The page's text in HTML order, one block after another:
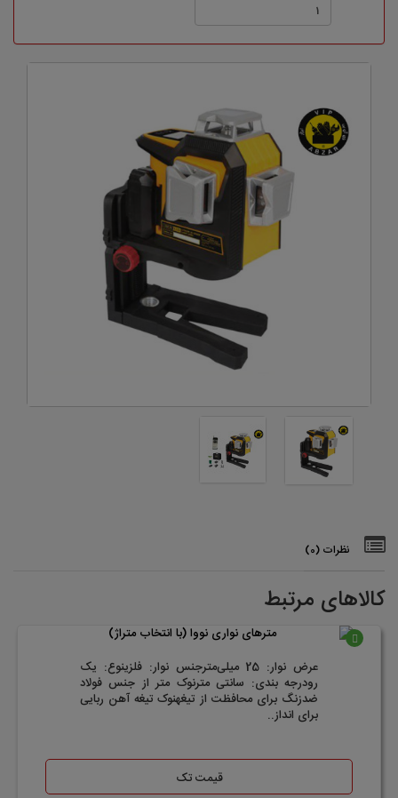
نظرات (0)
کالاهای مرتبط
عرض نوار: 25 میلی‌مترجنس نوار: فلزینوع: یک
رودرجه بندی: سانتی مترنوک متر از جنس فولاد
ضدزنگ برای محافظت از تیغهنوک تیغه آهن ربایی
برای انداز..
قیمت تک